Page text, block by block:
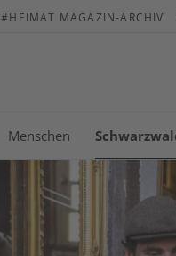
#HEIMAT MAGAZIN-ARCHIV
Menschen